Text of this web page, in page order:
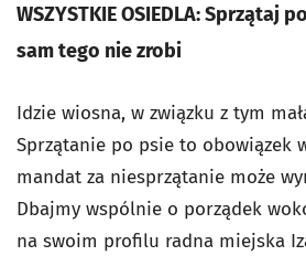
WSZYSTKIE OSIEDLA: Sprzątaj
sam tego nie zrobi
Idzie wiosna, w związku z tym
Sprzątanie po psie to obowiązek
mandat za niesprzątanie może
Dbajmy wspólnie o porządek
na swoim profilu radna miejska